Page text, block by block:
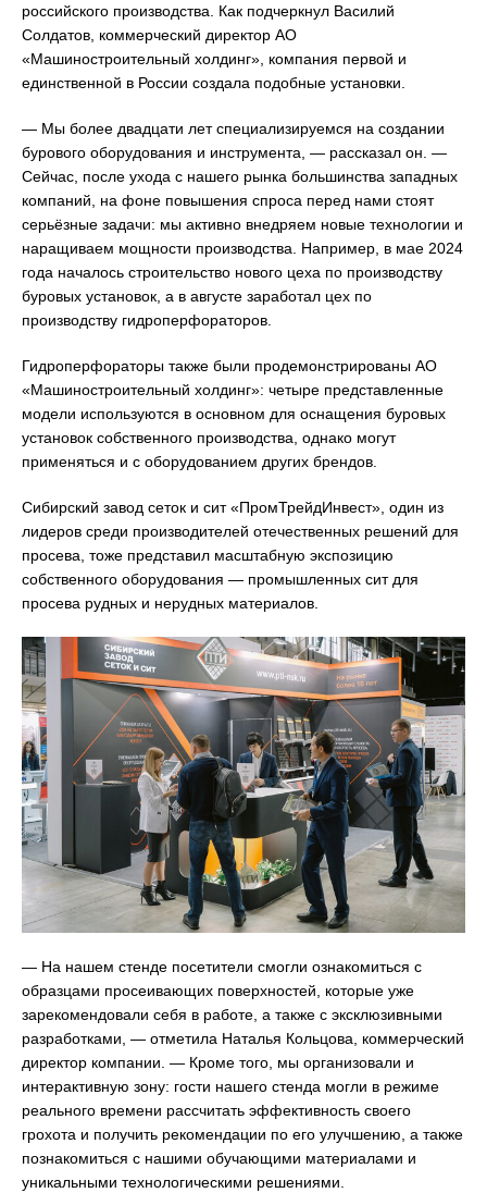
российского производства. Как подчеркнул Василий
Солдатов, коммерческий директор АО
«Машиностроительный холдинг», компания первой и
единственной в России создала подобные установки.
— Мы более двадцати лет специализируемся на создании
бурового оборудования и инструмента, — рассказал он. —
Сейчас, после ухода с нашего рынка большинства западных
компаний, на фоне повышения спроса перед нами стоят
серьёзные задачи: мы активно внедряем новые технологии и
наращиваем мощности производства. Например, в мае 2024
года началось строительство нового цеха по производству
буровых установок, а в августе заработал цех по
производству гидроперфораторов.
Гидроперфораторы также были продемонстрированы АО
«Машиностроительный холдинг»: четыре представленные
модели используются в основном для оснащения буровых
установок собственного производства, однако могут
применяться и с оборудованием других брендов.
Сибирский завод сеток и сит «ПромТрейдИнвест», один из
лидеров среди производителей отечественных решений для
просева, тоже представил масштабную экспозицию
собственного оборудования — промышленных сит для
просева рудных и нерудных материалов.
— На нашем стенде посетители смогли ознакомиться с
образцами просеивающих поверхностей, которые уже
зарекомендовали себя в работе, а также с эксклюзивными
разработками, — отметила Наталья Кольцова, коммерческий
директор компании. — Кроме того, мы организовали и
интерактивную зону: гости нашего стенда могли в режиме
реального времени рассчитать эффективность своего
грохота и получить рекомендации по его улучшению, а также
познакомиться с нашими обучающими материалами и
уникальными технологическими решениями.